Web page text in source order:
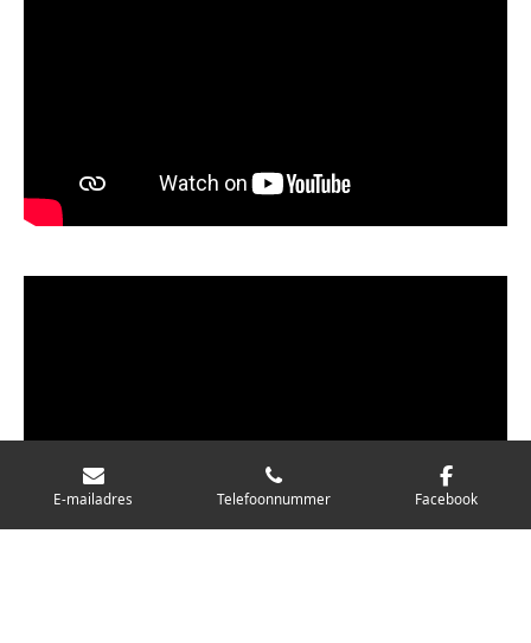
E-mailadres Telefoonnummer Facebook